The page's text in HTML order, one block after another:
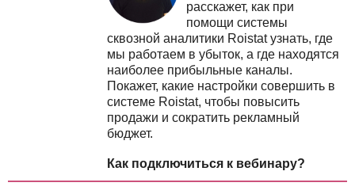
расскажет, как при
помощи системы
сквозной аналитики Roistat узнать, где
мы работаем в убыток, а где находятся
наиболее прибыльные каналы.
Покажет, какие настройки совершить в
системе Roistat, чтобы повысить
продажи и сократить рекламный
бюджет.
Как подключиться к вебинару?